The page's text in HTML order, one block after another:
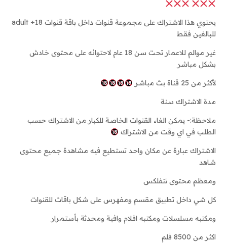
يحتوي هذا الاشتراك على مجموعة قنوات داخل باقة قنوات adult +18
للبالغين فقط
غير موالم للاعمار تحت سن 18 عام لاحتوائه على محتوى خادش
بشكل مباشر
لأكثر من 25 قناة بث مباشر
مدة الاشتراك سنة
ملاحظة:- يمكن الغاء القنوات الخاصة للكبار من الاشتراك حسب
الطلب في اي وقت من الاشتراك
الاشتراك عبارة عن مكان واحد تستطيع فيه مشاهدة جميع محتوى
شاهد
ومعظم محتوى نتفلكس
كل شي داخل تطبيق مقسم ومفهرس على شكل باقات للقنوات
ومكتبه مسلسلات ومكتبه افلام وافية ومحدثة بأستمرار
اكثر من 8500 فلم